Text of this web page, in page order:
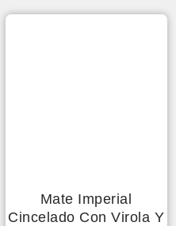
Mate Imperial
Cincelado Con Virola Y